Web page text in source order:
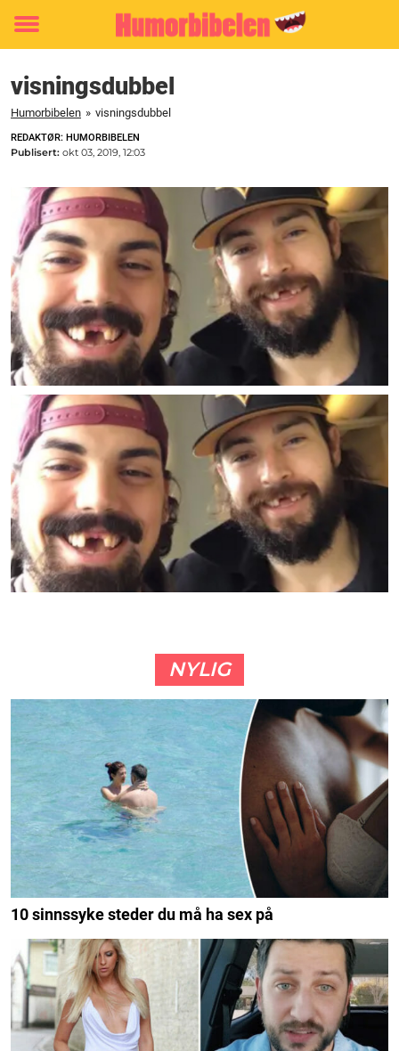
Toggle
visningsdubbel
Humorbibelen » visningsdubbel
REDAKTØR: HUMORBIBELEN
Publisert: okt 03, 2019, 12:03
NYLIG
10 sinnssyke steder du må ha sex på